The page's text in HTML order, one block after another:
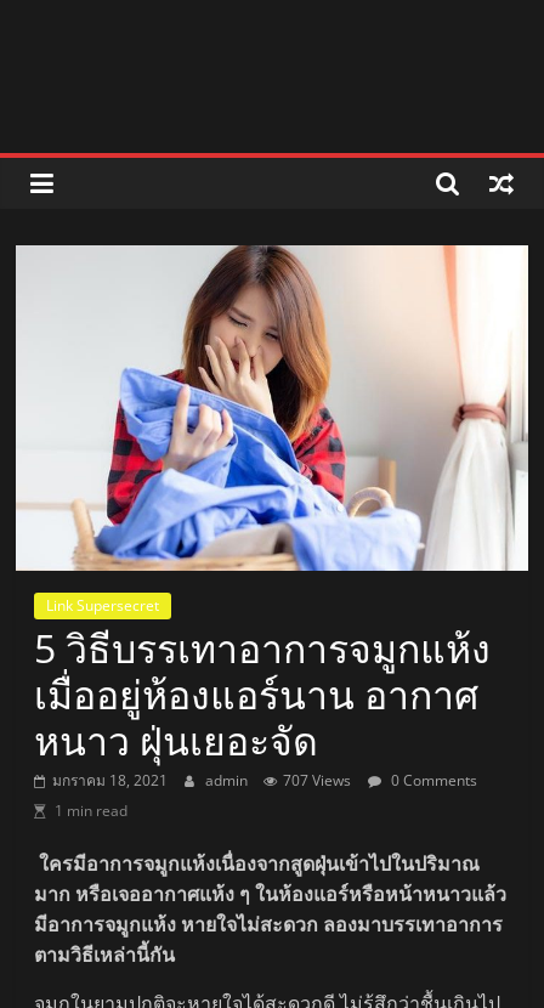
ลพบุรี
สถานี
ลพบุรี
Link Supersecret
5 วิธีบรรเทาอาการจมูกแห้ง
เมื่ออยู่ห้องแอร์นาน อากาศ
หนาว ฝุ่นเยอะจัด
มกราคม 18, 2021 admin 707 Views
0 Comments
1 min read
ใครมีอาการจมูกแห้งเนื่องจากสูดฝุ่นเข้าไปในปริมาณ
มาก หรือเจออากาศแห้ง ๆ ในห้องแอร์หรือหน้าหนาวแล้ว
มีอาการจมูกแห้ง หายใจไม่สะดวก ลองมาบรรเทาอาการ
ตามวิธีเหล่านี้กัน